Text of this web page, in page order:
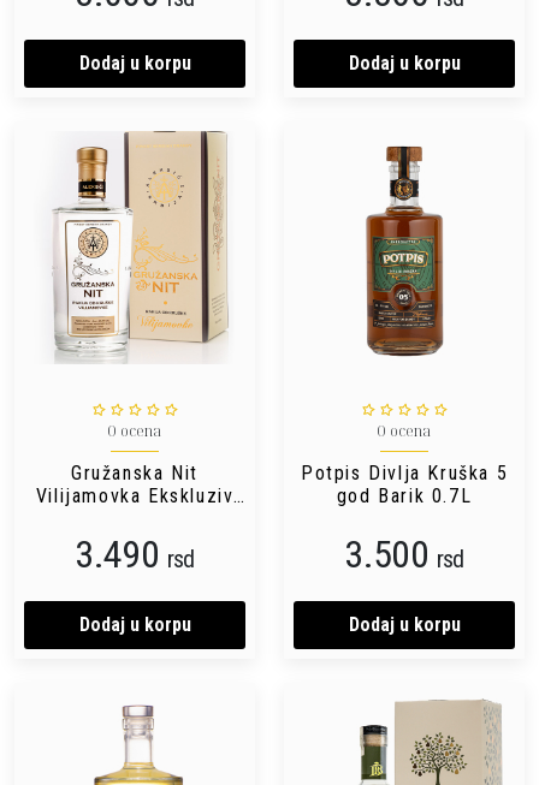
Dodaj u korpu Dodaj u korpu
0 ocena
Gružanska Nit
Vilijamovka Ekskluziv
3.490 rsd
Dodaj u korpu
0 ocena
Potpis Divlja Kruška 5
god Barik 0.7L
3.500 rsd
Dodaj u korpu